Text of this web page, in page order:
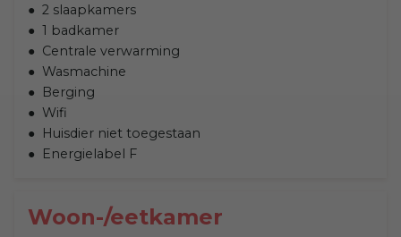
2 slaapkamers
1 badkamer
Centrale verwarming
Wasmachine
Berging
Wifi
Huisdier niet toegestaan
Energielabel F
Woon-/eetkamer